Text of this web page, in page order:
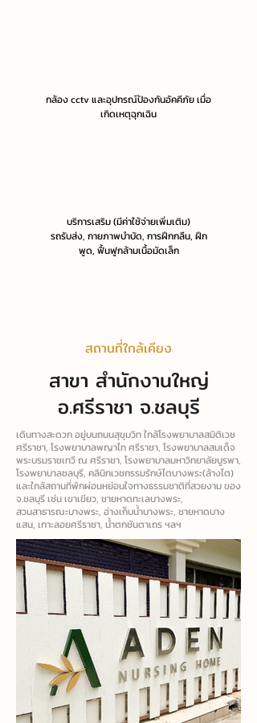
กล้อง cctv และอุปกรณ์ป้องกันอัคคีภัย เมื่อ
เกิดเหตุฉุกเฉิน
บริการเสริม (มีค่าใช้จ่ายเพิ่มเติม)
รถรับส่ง, กายภาพบำบัด, การฝึกกลืน, ฝึก
พูด, ฟื้นฟูกล้ามเนื้อมัดเล็ก
สถานที่ใกล้เคียง
สาขา สํานักงานใหญ่
อ.ศรีราชา จ.ชลบุรี
เดินทางสะดวก อยู่บนถนนสุขุมวิท ใกล้โรงพยาบาลสมิติเวช
ศรีราชา, โรงพยาบาลพญาไท ศรีราชา, โรงพยาบาลสมเด็จ
พระบรมราชเทวี ณ ศรีราชา, โรงพยาบาลมหาวิทยาลัยบูรพา,
โรงพยาบาลชลบุรี, คลินิกเวชกรรมรักษ์ไตบางพระ(ล้างไต)
และใกล้สถานที่พักผ่อนหย่อนใจทางธรรมชาติที่สวยงาม ของ
จ.ชลบุรี เช่น เขาเขียว, ชายหาดทะเลบางพระ,
สวนสาธารณะบางพระ, อ่างเก็บน้ําบางพระ, ชายหาดบาง
แสน, เกาะลอยศรีราชา, น้ําตกชันตาเถร ฯลฯ